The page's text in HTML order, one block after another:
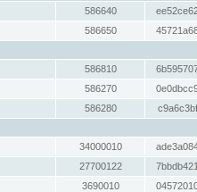
586640
586650
586810
586270
586280
34000010
27700122
3690010